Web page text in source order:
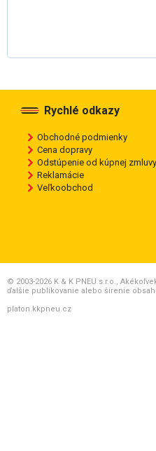
Rychlé odkazy
Obchodné podmienky
Cena dopravy
Odstúpenie od kúpnej zmluvy
Reklamácie
Veľkoobchod
© 2003-2026 K & K PNEU s.r.o.,
ďalšie publikovanie alebo šírenie
platon.kkpneu.cz